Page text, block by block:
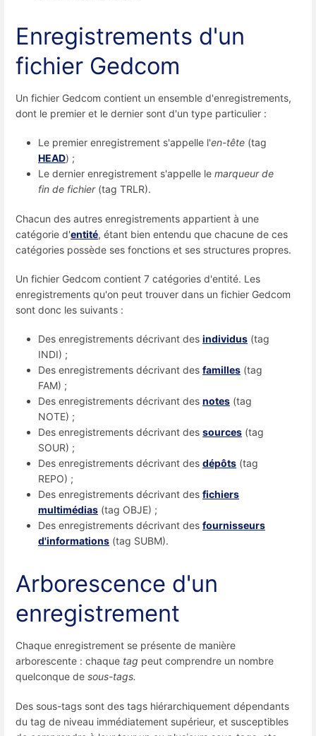
Enregistrements d'un
fichier Gedcom
Un fichier Gedcom contient un ensemble d'enregistrements,
dont le premier et le dernier sont d'un type particulier :
Le premier enregistrement s'appelle l'en-tête (tag
HEAD) ;
Le dernier enregistrement s'appelle le marqueur de
fin de fichier(tag TRLR).
Chacun des autres enregistrements appartient à une
catégorie d'entité, étant bien entendu que chacune de ces
catégories possède ses fonctions et ses structures propres.
Un fichier Gedcom contient 7 catégories d'entité. Les
enregistrements qu'on peut trouver dans un fichier Gedcom
sont donc les suivants :
Des enregistrements décrivant des individus (tag
INDI) ;
Des enregistrements décrivant des familles (tag
FAM) ;
Des enregistrements décrivant des notes (tag
NOTE) ;
Des enregistrements décrivant des sources (tag
SOUR) ;
Des enregistrements décrivant des dépôts (tag
REPO) ;
Des enregistrements décrivant des fichiers
multimédias (tag OBJE) ;
Des enregistrements décrivant des fournisseurs
d'informations (tag SUBM).
Arborescence d'un
enregistrement
Chaque enregistrement se présente de manière
arborescente : chaque tag peut comprendre un nombre
quelconque de sous-tags.
Des sous-tags sont des tags hiérarchiquement dépendants
du tag de niveau immédiatement supérieur, et susceptibles